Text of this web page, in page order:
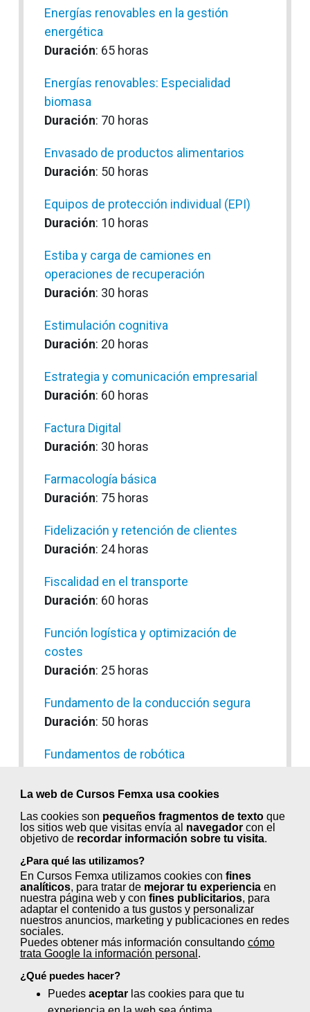
La web de Cursos Femxa usa cookies
Las cookies son pequeños fragmentos de textoque
los sitios web que visitas envía al navegadorcon el
objetivo de recordar información sobre tu visita.
¿Para qué las utilizamos?
En Cursos Femxa utilizamos cookies con fines
analíticos, para tratar de mejorar tu experienciaen
nuestra página web y con fines publicitarios, para
adaptar el contenido a tus gustos y personalizar
nuestros anuncios, marketing y publicaciones en redes
sociales.
Puedes obtener más información consultando cómo
trata Google la información personal .
¿Qué puedes hacer?
Puedes aceptarlas cookies para que tu
Energías renovables en la gestión
energética
Duración: 65 horas
Energías renovables: Especialidad
biomasa
Duración: 70 horas
Envasado de productos alimentarios
Duración: 50 horas
Equipos de protección individual (EPI)
Duración: 10 horas
Estiba y carga de camiones en
operaciones de recuperación
Duración: 30 horas
Estimulación cognitiva
Duración: 20 horas
Estrategia y comunicación empresarial
Duración: 60 horas
Factura Digital
Duración: 30 horas
Farmacología básica
Duración: 75 horas
Fidelización y retención de clientes
Duración: 24 horas
Fiscalidad en el transporte
Duración: 60 horas
Función logística y optimización de
costes
Duración: 25 horas
Fundamento de la conducción segura
Duración: 50 horas
Fundamentos de robótica
la empresa
Duración: 60 horas
Gestión comercial de la empresa
Duración: 20 horas
Gestión contable general y de costes y
gestión fiscal
Duración: 60 horas
Gestión de compras informatizada